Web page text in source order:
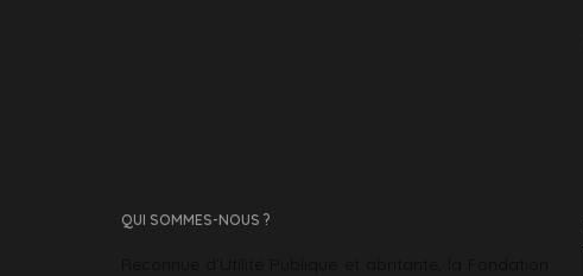
QUI SOMMES-NOUS ?